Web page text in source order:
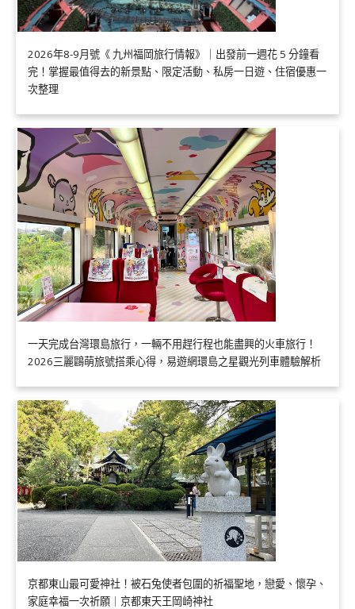
2026年8-9月號《 九州福岡旅行情報》｜出發前一週花 5 分鐘看
完！掌握最值得去的新景點、限定活動、私房一日遊、住宿優惠一
次整理
一天完成台灣環島旅行，一輛不用趕行程也能盡興的火車旅行！
2026三麗鷗萌旅號搭乘心得，易遊網環島之星觀光列車體驗解析
京都東山最可愛神社！被石兔使者包圍的祈福聖地，戀愛、懷孕、
家庭幸福一次祈願｜京都東天王岡崎神社